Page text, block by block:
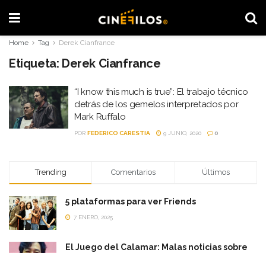
Home Tag Derek Cianfrance
Etiqueta: Derek Cianfrance
“I know this much is true”: El trabajo técnico
detrás de los gemelos interpretados por
Mark Ruffalo
POR FEDERICO CARESTIA 9 JUNIO, 2020 0
Trending Comentarios Últimos
5 plataformas para ver Friends
7 ENERO, 2025
El Juego del Calamar: Malas noticias sobre